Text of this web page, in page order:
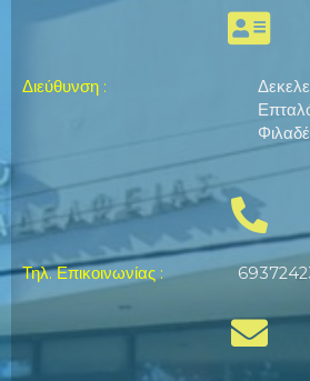
Διεύθυνση :
Τηλ. Επικοινωνίας :